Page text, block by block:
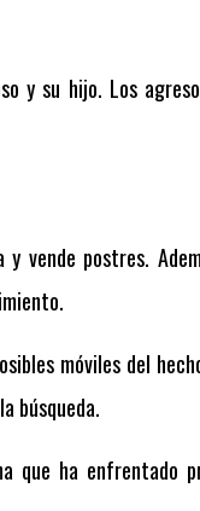
y su hijo. Los
vende postres.
móviles del
búsqueda.
que ha enfrentado